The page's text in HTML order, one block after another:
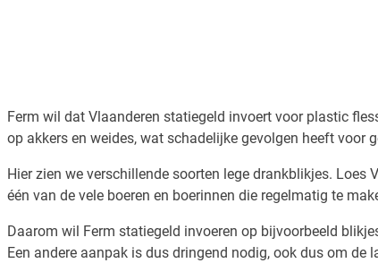
Ferm wil dat Vlaanderen statiegeld invoert voor plastic
op akkers en weides, wat schadelijke gevolgen heeft voor
Hier zien we verschillende soorten lege drankblikjes.
één van de vele boeren en boerinnen die regelmatig te
Daarom wil Ferm statiegeld invoeren op bijvoorbeeld
Een andere aanpak is dus dringend nodig, ook dus om de